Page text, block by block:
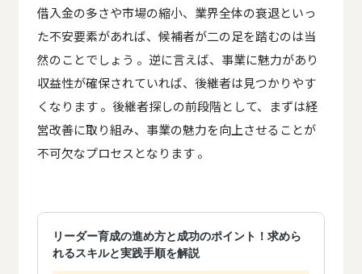
借入金の多さや市場の縮小、業界全体の衰退といっ
た不安要素があれば、候補者が二の足を踏むのは当
然のことでしょう 。逆に言えば、事業に魅力があり
収益性が確保されていれば、後継者は見つかりやす
くなります 。後継者探しの前段階として、まずは経
営改善に取り組み、事業の魅力を向上させることが
不可欠なプロセスとなります 。